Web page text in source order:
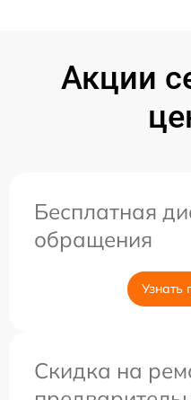
Акции
Бесплатная
обращения
Узнать
Скидка на